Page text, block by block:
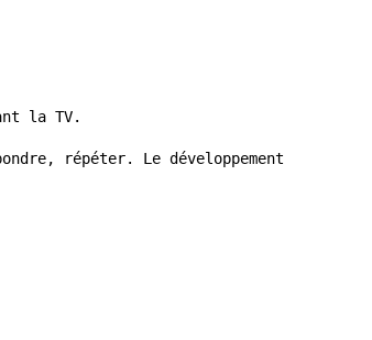
la TV.
répéter. Le développement